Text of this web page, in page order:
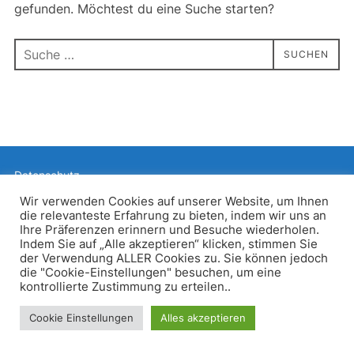
gefunden. Möchtest du eine Suche starten?
Suchen
nach:
SUCHEN
Datenschutz
Inspiro WordPress Theme von WPZOOM
Wir verwenden Cookies auf unserer Website, um Ihnen
die relevanteste Erfahrung zu bieten, indem wir uns an
Ihre Präferenzen erinnern und Besuche wiederholen.
Indem Sie auf „Alle akzeptieren“ klicken, stimmen Sie
der Verwendung ALLER Cookies zu. Sie können jedoch
die "Cookie-Einstellungen" besuchen, um eine
kontrollierte Zustimmung zu erteilen..
Cookie Einstellungen Alles akzeptieren